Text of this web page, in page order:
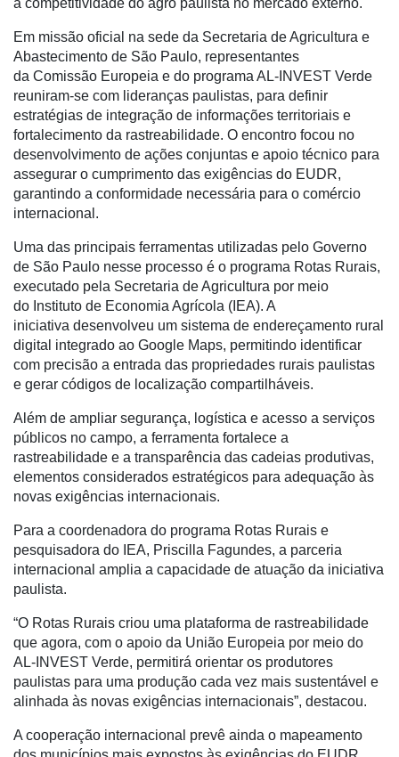
Dados
Análise
E-
Commerce
Informatização
da
Agricultura
Vertical
Software
Empresarial
Tecnologia
para
Recursos
Hídricos
Membros
Liberali
Netrin
Néctar
Tecprime
Agro
Lean
Consulting
Manager
ONE
CHB
a competitividade do agro paulista no mercado externo.
Em missão oficial na sede da Secretaria de Agricultura e
Abastecimento de São Paulo, representantes
da Comissão Europeia e do programa AL-INVEST Verde
reuniram-se com lideranças paulistas, para definir
estratégias de integração de informações territoriais e
fortalecimento da rastreabilidade. O encontro focou no
desenvolvimento de ações conjuntas e apoio técnico para
assegurar o cumprimento das exigências do EUDR,
garantindo a conformidade necessária para o comércio
internacional.
Uma das principais ferramentas utilizadas pelo Governo
de São Paulo nesse processo é o programa Rotas Rurais,
executado pela Secretaria de Agricultura por meio
do Instituto de Economia Agrícola (IEA). A
iniciativa desenvolveu um sistema de endereçamento rural
digital integrado ao Google Maps, permitindo identificar
com precisão a entrada das propriedades rurais paulistas
e gerar códigos de localização compartilháveis.
Além de ampliar segurança, logística e acesso a serviços
públicos no campo, a ferramenta fortalece a
rastreabilidade e a transparência das cadeias produtivas,
elementos considerados estratégicos para adequação às
novas exigências internacionais.
Para a coordenadora do programa Rotas Rurais e
pesquisadora do IEA, Priscilla Fagundes, a parceria
internacional amplia a capacidade de atuação da iniciativa
paulista.
“O Rotas Rurais criou uma plataforma de rastreabilidade
que agora, com o apoio da União Europeia por meio do
AL-INVEST Verde, permitirá orientar os produtores
paulistas para uma produção cada vez mais sustentável e
alinhada às novas exigências internacionais”, destacou.
A cooperação internacional prevê ainda o mapeamento